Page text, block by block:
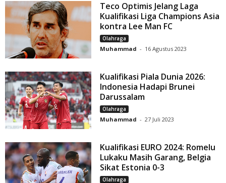
Teco Optimis Jelang Laga
Kualifikasi Liga Champions Asia
kontra Lee Man FC
Olahraga
Muhammad - 16 Agustus 2023
Kualifikasi Piala Dunia 2026:
Indonesia Hadapi Brunei
Darussalam
Olahraga
Muhammad - 27 Juli 2023
Kualifikasi EURO 2024: Romelu
Lukaku Masih Garang, Belgia
Sikat Estonia 0-3
Olahraga